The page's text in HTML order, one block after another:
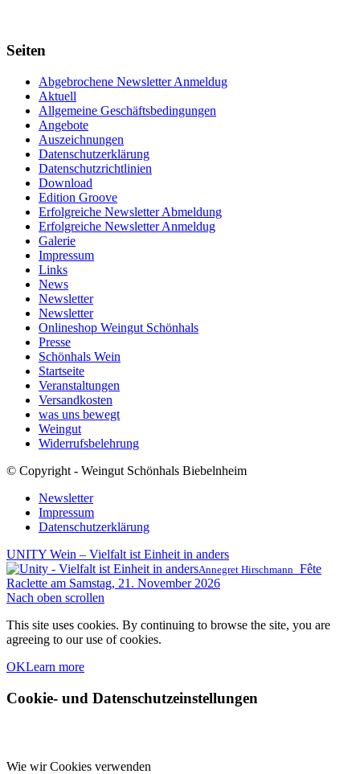
Seiten
Abgebrochene Newsletter Anmeldug
Aktuell
Allgemeine Geschäftsbedingungen
Angebote
Auszeichnungen
Datenschutzerklärung
Datenschutzrichtlinien
Download
Edition Groove
Erfolgreiche Newsletter Abmeldung
Erfolgreiche Newsletter Anmeldug
Galerie
Impressum
Links
News
Newsletter
Newsletter
Onlineshop Weingut Schönhals
Presse
Schönhals Wein
Startseite
Veranstaltungen
Versandkosten
was uns bewegt
Weingut
Widerrufsbelehrung
© Copyright - Weingut Schönhals Biebelnheim
Newsletter
Impressum
Datenschutzerklärung
UNITY Wein – Vielfalt ist Einheit in anders
Annegret Hirschmann Fête
Raclette am Samstag, 21. November 2026
Nach oben scrollen
This site uses cookies. By continuing to browse the site, you are
agreeing to our use of cookies.
OKLearn more
Cookie- und Datenschutzeinstellungen
Wie wir Cookies verwenden